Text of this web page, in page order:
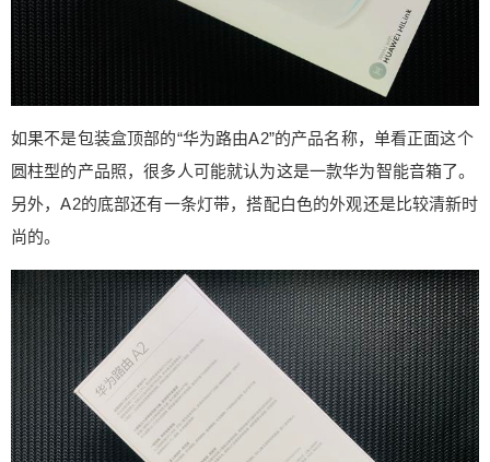
如果不是包装盒顶部的“华为路由A2”的产品名称，单看正面这个
圆柱型的产品照，很多人可能就认为这是一款华为智能音箱了。
另外，A2的底部还有一条灯带，搭配白色的外观还是比较清新时
尚的。
线随便选择一个插上就好。由于我是从PC端进行的
初始配置，所以就先从PC管理页面开始了解。 PC
端的控制台地址为：192.168.3.1，打开进行简单的
勾选之后就可以输入运营商提供的账号和密码进行
面，“三频优选”开关的功能其实就是就是上面提到的
是否合并2.4G、低频5G以及高频5G信号，三个信
号合并之后，华为A2在设备连接后会根据设备端信
号强度进行三个信号的切换以达到最优网络体验。
行配置，这里我选择的是穿墙模式，尽量让各个房
间的信号能都有所覆盖。在这个页面我们可以看
到，还有一个选择是路由器恢复出厂设置时保留关
键配置信息，在下次配网时用户可以不用再进行一
边繁琐的配置，直接使用之前保留的信息即可。 所
有网络配置完成后路由器会进行重启加载配置，之
后就可以正常使用了。 进入PC端配置页面，华为A